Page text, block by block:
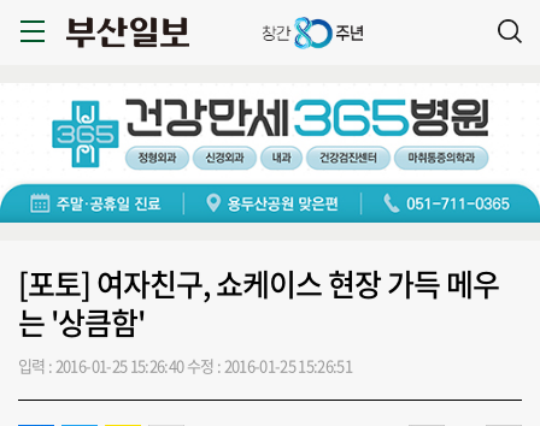
[포토] 여자친구, 쇼케이스 현장 가득 메우
는 '상큼함'
입력 : 2016-01-25 15:26:40수정 : 2016-01-25 15:26:51